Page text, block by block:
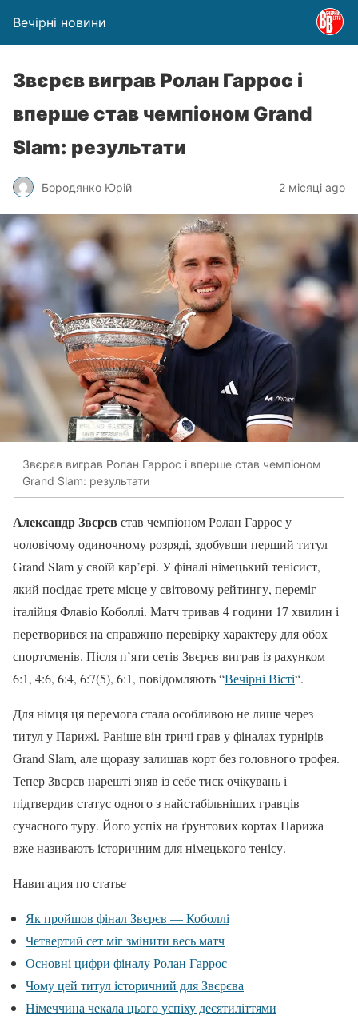
Вечірні новини
Звєрєв виграв Ролан Гаррос і
вперше став чемпіоном Grand
Slam: результати
Бородянко Юрій 2 місяці ago
Звєрєв виграв Ролан Гаррос і вперше став чемпіоном
Grand Slam: результати
Александр Звєрєв став чемпіоном Ролан Гаррос у
чоловічому одиночному розряді, здобувши перший титул
Grand Slam у своїй кар’єрі. У фіналі німецький тенісист,
який посідає третє місце у світовому рейтингу, переміг
італійця Флавіо Коболлі. Матч тривав 4 години 17 хвилин і
перетворився на справжню перевірку характеру для обох
спортсменів. Після п’яти сетів Звєрєв виграв із рахунком
6:1, 4:6, 6:4, 6:7(5), 6:1, повідомляють “Вечірні Вісті“.
Для німця ця перемога стала особливою не лише через
титул у Парижі. Раніше він тричі грав у фіналах турнірів
Grand Slam, але щоразу залишав корт без головного трофея.
Тепер Звєрєв нарешті зняв із себе тиск очікувань і
підтвердив статус одного з найстабільніших гравців
сучасного туру. Його успіх на ґрунтових кортах Парижа
вже називають історичним для німецького тенісу.
Навигация по статье
Як пройшов фінал Звєрєв — Коболлі
Четвертий сет міг змінити весь матч
Основні цифри фіналу Ролан Гаррос
Чому цей титул історичний для Звєрєва
Німеччина чекала цього успіху десятиліттями